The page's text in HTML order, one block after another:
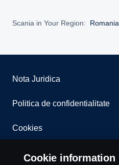
Scania in Your Region: Romania
Nota Juridica
Politica de confidentialitate
Cookies
Whistleblowing
Cookie information